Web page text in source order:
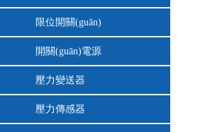
限位開關(guān)
開關(guān)電源
壓力變送器
壓力傳感器